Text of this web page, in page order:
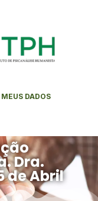
MEUS DADOS
Dra.
de Abril